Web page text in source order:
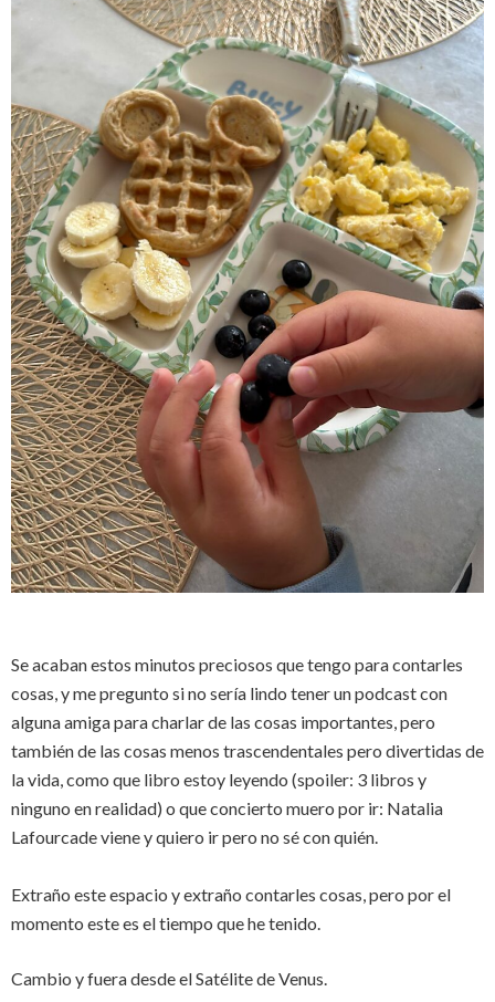
Se acaban estos minutos preciosos que tengo para contarles
cosas, y me pregunto si no sería lindo tener un podcast con
alguna amiga para charlar de las cosas importantes, pero
también de las cosas menos trascendentales pero divertidas de
la vida, como que libro estoy leyendo (spoiler: 3 libros y
ninguno en realidad) o que concierto muero por ir: Natalia
Lafourcade viene y quiero ir pero no sé con quién.
Extraño este espacio y extraño contarles cosas, pero por el
momento este es el tiempo que he tenido.
Cambio y fuera desde el Satélite de Venus.